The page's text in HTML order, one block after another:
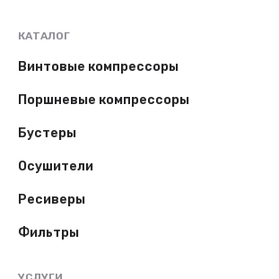
КАТАЛОГ
Винтовые компрессоры
Поршневые компрессоры
Бустеры
Осушители
Ресиверы
Фильтры